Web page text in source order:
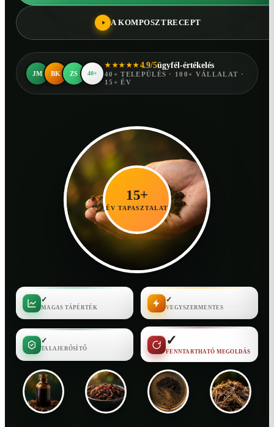
A KOMPOSZTRECEPT
JM BK ZS 40+
★★★★★4.9/5ügyfél-értékelés
40+ TELEPÜLÉS · 100+ VÁLLALAT ·
15+ ÉV
15+
ÉV TAPASZTALAT
✓
MAGAS TÁPÉRTÉK
✓
VEGYSZERMENTES
✓
TALAJERŐSÍTŐ
✓
FENNTARTHATÓ MEGOLDÁS